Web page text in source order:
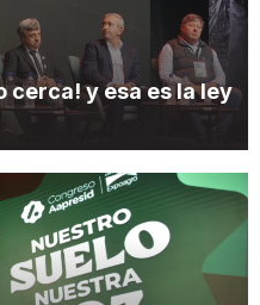
cerca! y esa es la ley